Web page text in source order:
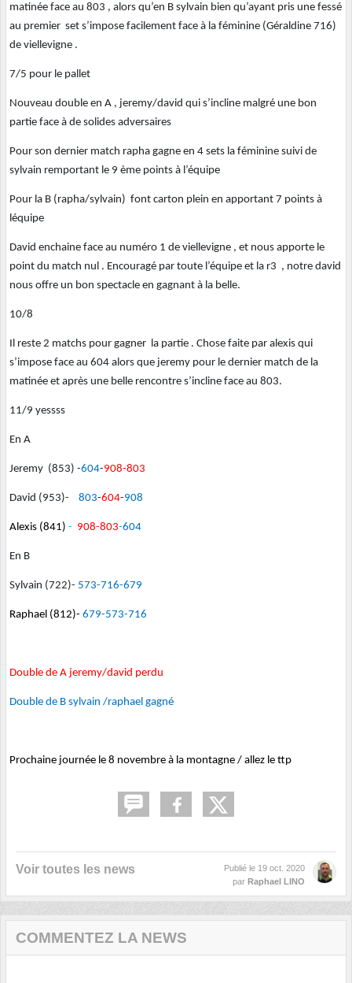
matinée face au 803 , alors qu’en B sylvain bien qu’ayant pris une fessé
au premier set s’impose facilement face à la féminine (Géraldine 716)
de viellevigne .
7/5 pour le pallet
Nouveau double en A , jeremy/david qui s’incline malgré une bon
partie face à de solides adversaires
Pour son dernier match rapha gagne en 4 sets la féminine suivi de
sylvain remportant le 9 ème points à l’équipe
Pour la B (rapha/sylvain) font carton plein en apportant 7 points à
léquipe
David enchaine face au numéro 1 de viellevigne , et nous apporte le
point du match nul . Encouragé par toute l’équipe et la r3 , notre david
nous offre un bon spectacle en gagnant à la belle.
10/8
Il reste 2 matchs pour gagner la partie . Chose faite par alexis qui
s’impose face au 604 alors que jeremy pour le dernier match de la
matinée et après une belle rencontre s’incline face au 803.
11/9 yessss
En A
Jeremy (853) -604-908-803
David (953)- 803-604-908
Alexis (841) - 908-803-604
En B
Sylvain (722)- 573-716-679
Raphael (812)- 679-573-716
Double de A jeremy/david perdu
Double de B sylvain /raphael gagné
Prochaine journée le 8 novembre à la montagne / allez le ttp
Voir toutes les news Publié le 19 oct. 2020
par Raphael LINO
COMMENTEZ LA NEWS